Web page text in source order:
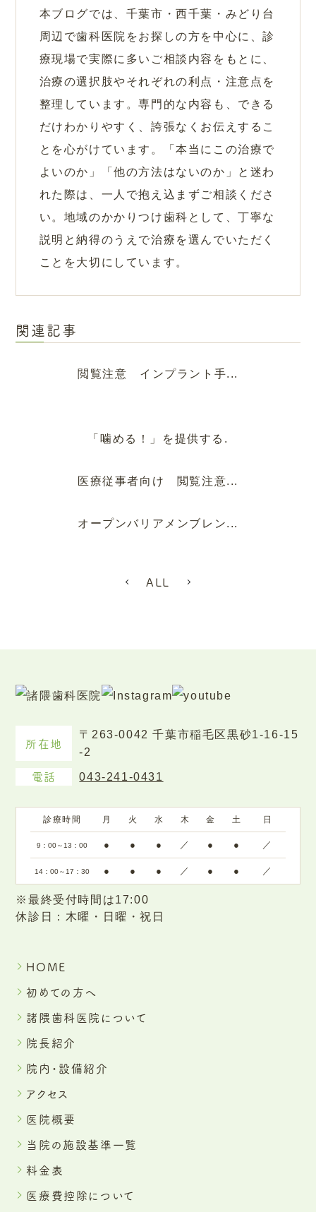
本ブログでは、千葉市・西千葉・みどり台
周辺で歯科医院をお探しの方を中心に、診
療現場で実際に多いご相談内容をもとに、
治療の選択肢やそれぞれの利点・注意点を
整理しています。専門的な内容も、できる
だけわかりやすく、誇張なくお伝えするこ
とを心がけています。「本当にこの治療で
よいのか」「他の方法はないのか」と迷わ
れた際は、一人で抱え込まずご相談くださ
い。地域のかかりつけ歯科として、丁寧な
説明と納得のうえで治療を選んでいただく
ことを大切にしています。
関連記事
閲覧注意 インプラント手...
「噛める！」を提供する.
医療従事者向け 閲覧注意...
オープンバリアメンブレン...
ALL
所在地
〒263-0042 千葉市稲毛区黒砂1-16-15
-2
電話 043-241-0431
診療時間 月 火 水 木 金 土 日
9：00～13：00 ● ● ● ／ ● ● ／
14：00～17：30 ● ● ● ／ ● ● ／
※最終受付時間は17:00
休診日：木曜・日曜・祝日
HOME
初めての方へ
諸隈歯科医院について
院長紹介
院内・設備紹介
アクセス
医院概要
当院の施設基準一覧
料金表
医療費控除について